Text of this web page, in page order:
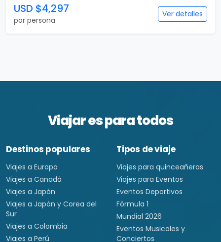
15 días
2 país(es)
Viajar es para todos
Destinos populares Tipos de viaje